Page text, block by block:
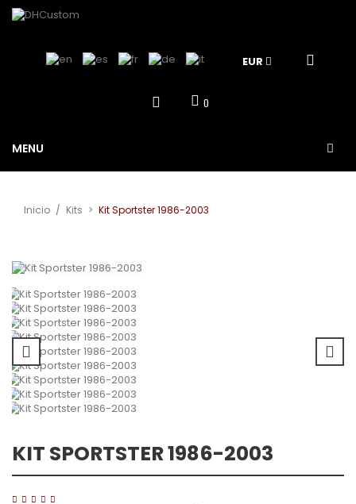
EUR
0
MENU
Inicio / Kits > Kit Sportster 1986-2003
KIT SPORTSTER 1986-2003